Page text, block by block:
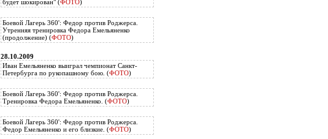
будет шокирован" (ФОТО)
Боевой Лагерь 360': Федор против Роджерса.
Утренняя тренировка Федора Емельяненко
(продолжение) (ФОТО)
28.10.2009
Иван Емельяненко выиграл чемпионат Санкт-
Петербурга по рукопашному бою. (ФОТО)
Боевой Лагерь 360': Федор против Роджерса.
Тренировка Федора Емельяненко. (ФОТО)
Боевой Лагерь 360': Федор против Роджерса.
Федор Емельяненко и его близкие. (ФОТО)